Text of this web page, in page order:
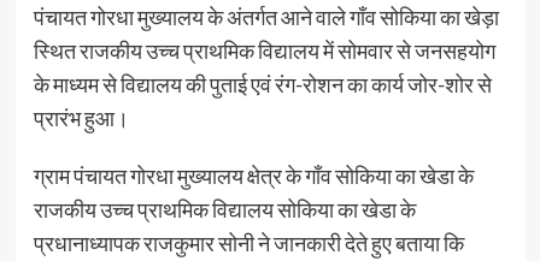
पंचायत गोरधा मुख्यालय के अंतर्गत आने वाले गाँव सोकिया का खेड़ा
स्थित राजकीय उच्च प्राथमिक विद्यालय में सोमवार से जनसहयोग
के माध्यम से विद्यालय की पुताई एवं रंग-रोशन का कार्य जोर-शोर से
प्रारंभ हुआ।
ग्राम पंचायत गोरधा मुख्यालय क्षेत्र के गाँव सोकिया का खेडा के
राजकीय उच्च प्राथमिक विद्यालय सोकिया का खेडा के
प्रधानाध्यापक राजकुमार सोनी ने जानकारी देते हुए बताया कि